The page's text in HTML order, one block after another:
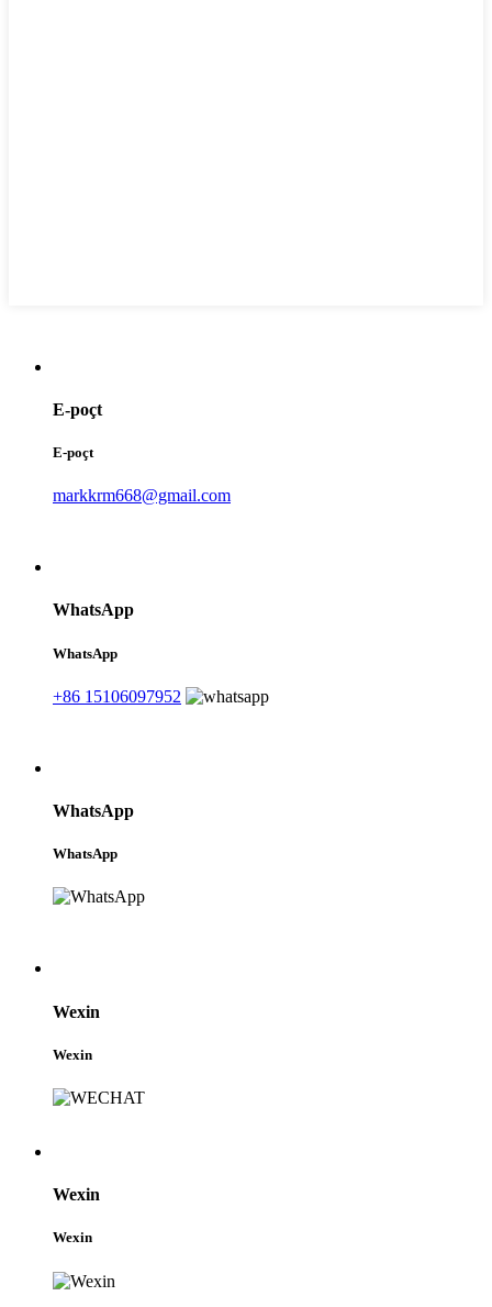
E-poçt
E-poçt
markkrm668@gmail.com
WhatsApp
WhatsApp
+86 15106097952
WhatsApp
WhatsApp
Wexin
Wexin
Wexin
Wexin